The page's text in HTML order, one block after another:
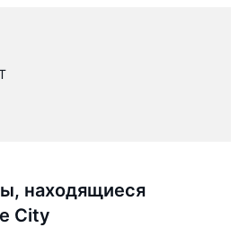
находящиеся
City